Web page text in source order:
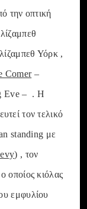
την οπτική
Υόρκ ,
Comer–
Eve – . Η
τον τελικό
standing με
) , τον
οποίος κιόλας
εμφυλίου